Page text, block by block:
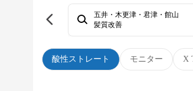
酸性ストレート モニター X
五井・木更津・君津・館山
髪質改善